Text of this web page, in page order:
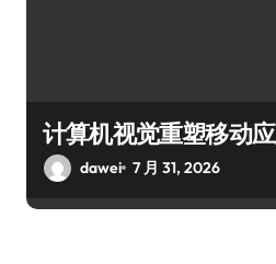
计算机视觉重塑移动
dawei 7 月 31, 2026